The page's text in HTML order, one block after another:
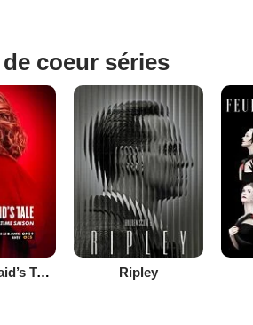
coeur séries
The Handmaid’s Tale : la servante écarlate Ripley